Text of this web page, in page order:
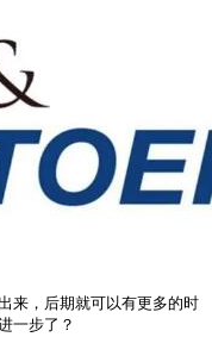
，后期就可以有更多的时
一步了？